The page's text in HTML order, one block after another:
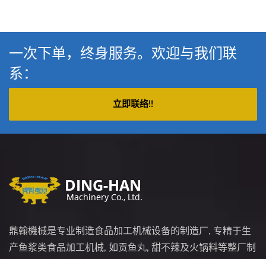
一次下单，终身服务。欢迎与我们联
系：
立即联络!!
鼎翰機械是专业制造食品加工机械设备的制造厂, 专精于生
产鱼浆类食品加工机械, 如贡鱼丸, 甜不辣及火锅料等整厂制